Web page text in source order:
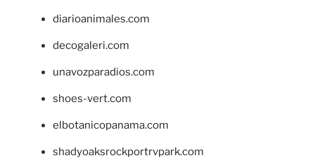
diarioanimales.com
decogaleri.com
unavozparadios.com
shoes-vert.com
elbotanicopanama.com
shadyoaksrockportrvpark.com